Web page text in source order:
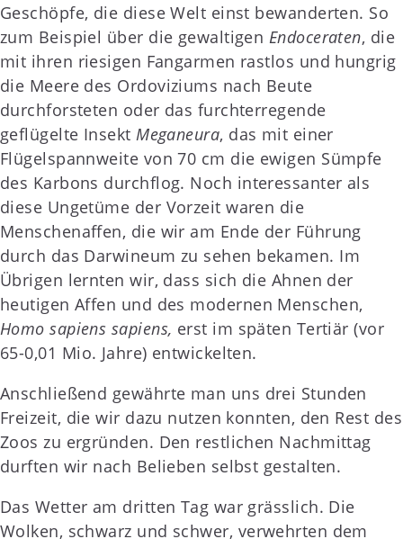
Geschöpfe, die diese Welt einst bewanderten. So
zum Beispiel über die gewaltigen Endoceraten, die
mit ihren riesigen Fangarmen rastlos und hungrig
die Meere des Ordoviziums nach Beute
durchforsteten oder das furchterregende
geflügelte Insekt Meganeura, das mit einer
Flügelspannweite von 70 cm die ewigen Sümpfe
des Karbons durchflog. Noch interessanter als
diese Ungetüme der Vorzeit waren die
Menschenaffen, die wir am Ende der Führung
durch das Darwineum zu sehen bekamen. Im
Übrigen lernten wir, dass sich die Ahnen der
heutigen Affen und des modernen Menschen,
Homo sapiens sapiens, erst im späten Tertiär (vor
65-0,01 Mio. Jahre) entwickelten.
Anschließend gewährte man uns drei Stunden
Freizeit, die wir dazu nutzen konnten, den Rest des
Zoos zu ergründen. Den restlichen Nachmittag
durften wir nach Belieben selbst gestalten.
Das Wetter am dritten Tag war grässlich. Die
Wolken, schwarz und schwer, verwehrten dem